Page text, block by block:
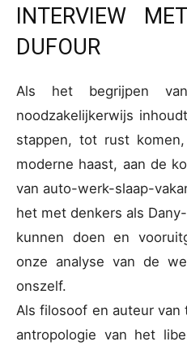
INTERVIEW
DUFOUR
Als het begrijpen
noodzakelijkerwijs
stappen, tot rust
moderne haast, aan de
van auto-werk-slaap-
het met denkers als
kunnen doen en
onze analyse van de
onszelf.
Als filosoof en auteur
antropologie van het